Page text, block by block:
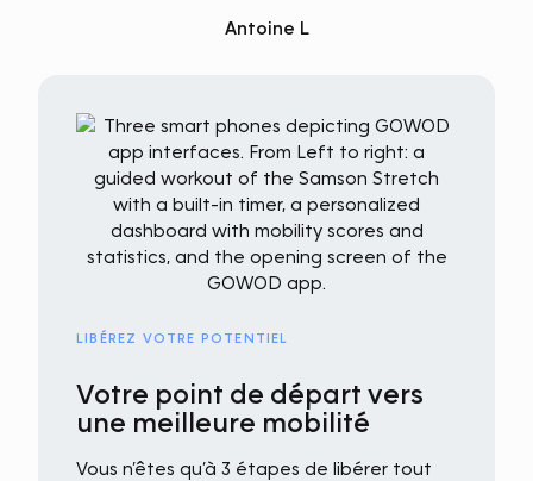
Antoine L
LIBÉREZ VOTRE POTENTIEL
Votre point de départ vers
une meilleure mobilité
Vous n’êtes qu’à 3 étapes de libérer tout